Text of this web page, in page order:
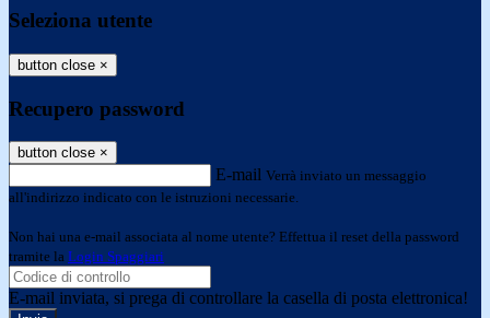
Seleziona utente
button close ×
Recupero password
button close ×
E-mail Verrà inviato un messaggio
all'indirizzo indicato con le istruzioni necessarie.
Non hai una e-mail associata al nome utente? Effettua il reset della password
tramite la Login Spaggiari
E-mail inviata, si prega di controllare la casella di posta elettronica!